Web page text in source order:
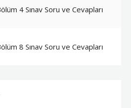
4 Sınav Soru ve Cevapları
8 Sınav Soru ve Cevapları